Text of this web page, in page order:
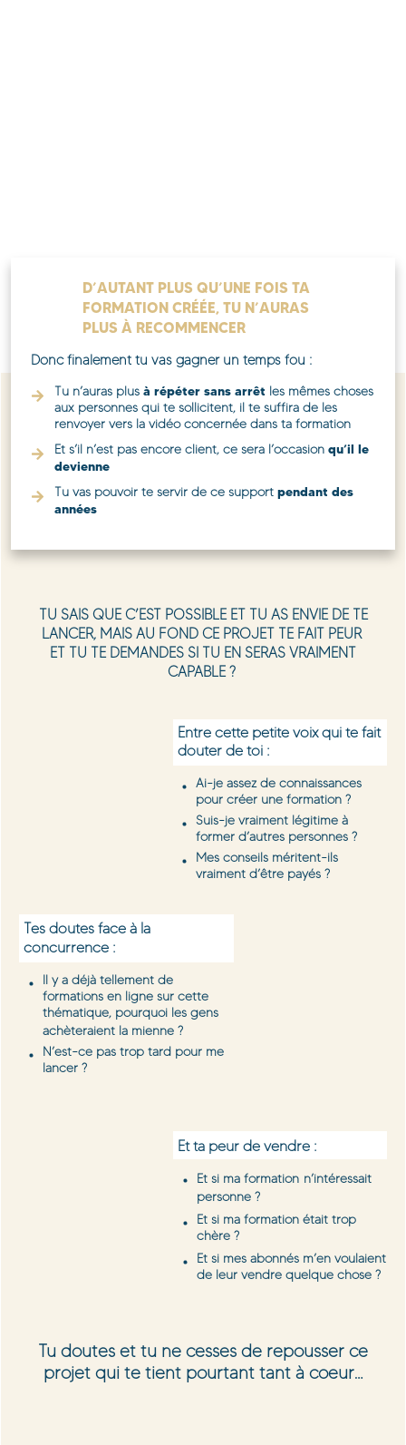
D’AUTANT PLUS QU’UNE FOIS TA
FORMATION CRÉÉE, TU N’AURAS
PLUS À RECOMMENCER
Donc finalement tu vas gagner un temps fou :
Tu n’auras plus à répéter sans arrêt les mêmes choses
aux personnes qui te sollicitent, il te suffira de les
renvoyer vers la vidéo concernée dans ta formation
Et s’il n’est pas encore client, ce sera l’occasion qu’il le
devienne
Tu vas pouvoir te servir de ce support pendant des
années
TU SAIS QUE C’EST POSSIBLE ET TU AS ENVIE DE TE
LANCER, MAIS AU FOND CE PROJET TE FAIT PEUR
ET TU TE DEMANDES SI TU EN SERAS VRAIMENT
CAPABLE ?
Entre cette petite voix qui te fait
douter de toi :
Ai-je assez de connaissances
pour créer une formation ?
Suis-je vraiment légitime à
former d’autres personnes ?
Mes conseils méritent-ils
vraiment d’être payés ?
Tes doutes face à la
concurrence :
Il y a déjà tellement de
formations en ligne sur cette
thématique, pourquoi les gens
achèteraient la mienne ?
N’est-ce pas trop tard pour me
lancer ?
Et ta peur de vendre :
Et si ma formation n’intéressait
personne ?
Et si ma formation était trop
chère ?
Et si mes abonnés m’en voulaient
de leur vendre quelque chose ?
Tu doutes et tu ne cesses de repousser ce
projet qui te tient pourtant tant à coeur…